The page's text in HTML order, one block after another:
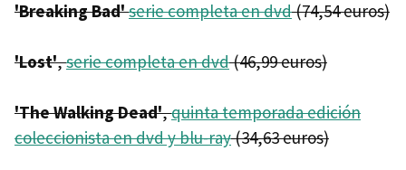
'Breaking Bad'serie completa en dvd(74,54 euros)
'Lost',serie completa en dvd(46,99 euros)
'The Walking Dead',quinta temporada edición
coleccionista en dvd y blu-ray(34,63 euros)